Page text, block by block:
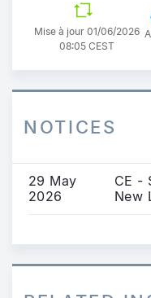
Mise à jour 01/06/2026
08:05 CEST
NOTICES
29 May
2026
CE -
New